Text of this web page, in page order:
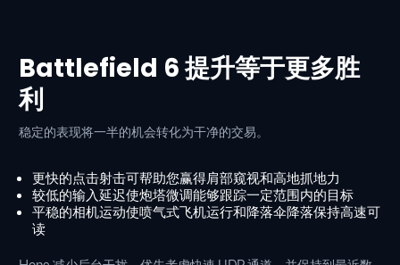
Battlefield 6 提升等于更多胜
利
稳定的表现将一半的机会转化为干净的交易。
更快的点击射击可帮助您赢得肩部窥视和高地抓地力
较低的输入延迟使炮塔微调能够跟踪一定范围内的目标
平稳的相机运动使喷气式飞机运行和降落伞降落保持高速可
读